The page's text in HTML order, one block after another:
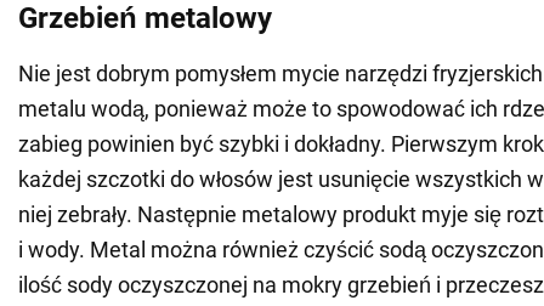
Grzebień metalowy
Nie jest dobrym pomysłem mycie narzędzi
metalu wodą, ponieważ może to spowodować ich
zabieg powinien być szybki i dokładny. Pierwszym
każdej szczotki do włosów jest usunięcie wszystkich
niej zebrały. Następnie metalowy produkt myje się
i wody. Metal można również czyścić sodą
ilość sody oczyszczonej na mokry grzebień i